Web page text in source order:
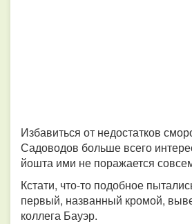
Избавиться от недостатков
Садоводов больше всего
йошта ими не поражается
Кстати, что-то подобное
первый, названный кромой,
коллега Бауэр.